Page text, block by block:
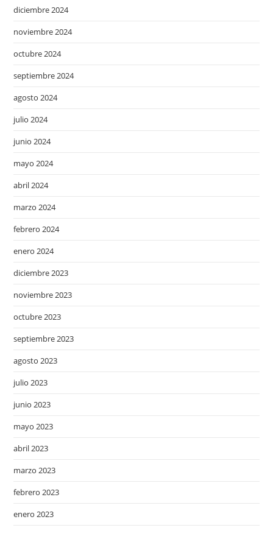
diciembre 2024
noviembre 2024
octubre 2024
septiembre 2024
agosto 2024
julio 2024
junio 2024
mayo 2024
abril 2024
marzo 2024
febrero 2024
enero 2024
diciembre 2023
noviembre 2023
octubre 2023
septiembre 2023
agosto 2023
julio 2023
junio 2023
mayo 2023
abril 2023
marzo 2023
febrero 2023
enero 2023